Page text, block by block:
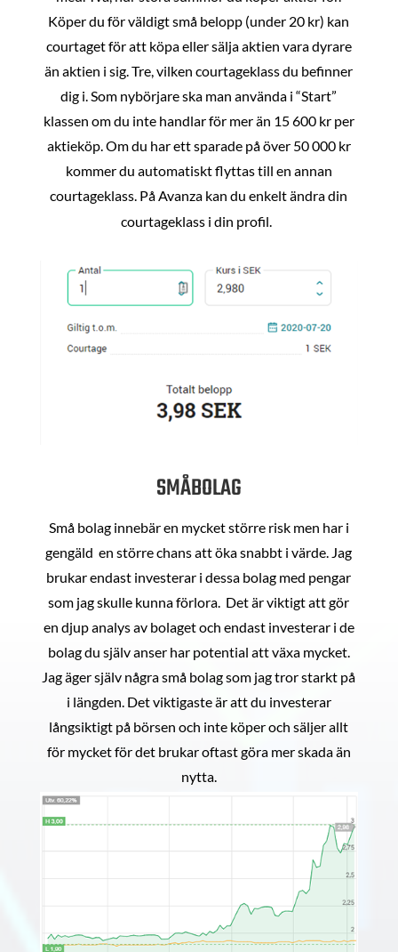
Köper du för väldigt små belopp (under 20 kr) kan
courtaget för att köpa eller sälja aktien vara dyrare
än aktien i sig. Tre, vilken courtageklass du befinner
dig i. Som nybörjare ska man använda i “Start”
klassen om du inte handlar för mer än 15 600 kr per
aktieköp. Om du har ett sparade på över 50 000 kr
kommer du automatiskt flyttas till en annan
courtageklass. På Avanza kan du enkelt ändra din
courtageklass i din profil.
SMÅBOLAG
Små bolag innebär en mycket större risk men har i
gengäld en större chans att öka snabbt i värde. Jag
brukar endast investerar i dessa bolag med pengar
som jag skulle kunna förlora. Det är viktigt att gör
en djup analys av bolaget och endast investerar i de
bolag du själv anser har potential att växa mycket.
Jag äger själv några små bolag som jag tror starkt på
i längden. Det viktigaste är att du investerar
långsiktigt på börsen och inte köper och säljer allt
för mycket för det brukar oftast göra mer skada än
nytta.